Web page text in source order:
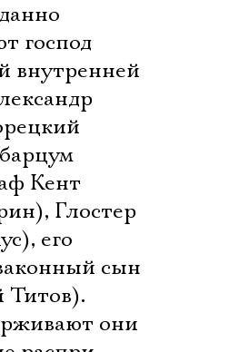
господ
внутренней
Кент
Глостер
его
сын
они